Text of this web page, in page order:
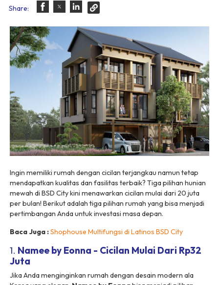
Share:
Ingin memiliki rumah dengan cicilan terjangkau namun tetap
mendapatkan kualitas dan fasilitas terbaik? Tiga pilihan hunian
mewah di BSD City kini menawarkan cicilan mulai dari 20 juta
per bulan! Berikut adalah tiga pilihan rumah yang bisa menjadi
pertimbangan Anda untuk investasi masa depan.
Baca Juga :Shophouse Multifungsi di Latinos BSD City
1. Namee by Eonna - Cicilan Mulai Dari Rp32
Juta
Jika Anda menginginkan rumah dengan desain modern ala